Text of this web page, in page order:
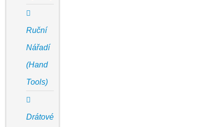
Ruční
Nářadí
(Hand
Tools)
Drátové